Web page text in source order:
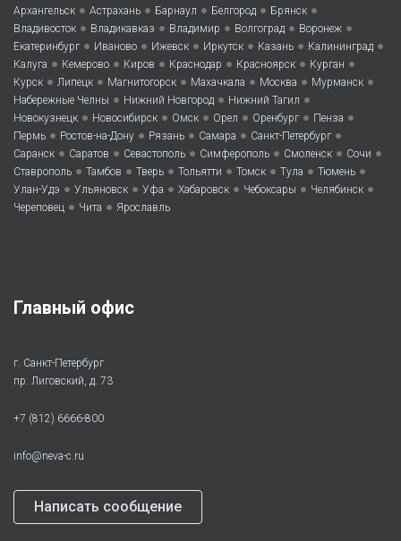
Архангельск • Астрахань • Барнаул • Белгород • Брянск •
Владивосток • Владикавказ • Владимир • Волгоград • Воронеж •
Екатеринбург • Иваново • Ижевск • Иркутск • Казань • Калининград •
Калуга • Кемерово • Киров • Краснодар • Красноярск • Курган •
Курск • Липецк • Магнитогорск • Махачкала • Москва • Мурманск •
Набережные Челны • Нижний Новгород • Нижний Тагил •
Новокузнецк • Новосибирск • Омск • Орел • Оренбург • Пенза •
Пермь • Ростов-на-Дону • Рязань • Самара • Санкт-Петербург •
Саранск • Саратов • Севастополь • Симферополь • Смоленск • Сочи •
Ставрополь • Тамбов • Тверь • Тольятти • Томск • Тула • Тюмень •
Улан-Удэ • Ульяновск • Уфа • Хабаровск • Чебоксары • Челябинск •
Череповец • Чита • Ярославль
Главный офис
г. Санкт-Петербург
пр. Лиговский, д. 73
+7 (812) 6666-800
info@neva-c.ru
Написать сообщение